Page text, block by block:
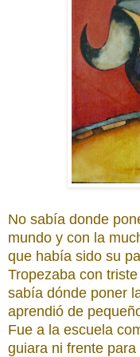
No sabía donde
mundo y con la
que había sido su
Tropezaba con
sabía dónde poner
aprendió de
Fue a la escuela
guiara ni frente